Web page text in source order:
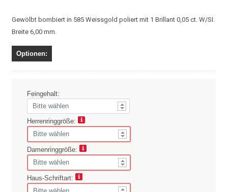
Gewölbt bombiert in 585 Weissgold poliert mit 1 Brillant 0,05 ct. W/SI.
Breite 6,00 mm.
Optionen:
Feingehalt:
Herrenringgröße:
Damenringgröße:
Haus-Schriftart: